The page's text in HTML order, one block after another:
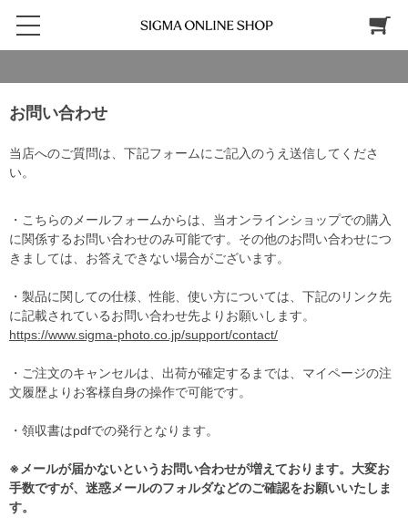
お問い合わせ
当店へのご質問は、下記フォームにご記入のうえ送信してくださ
い。
・こちらのメールフォームからは、当オンラインショップでの購入
に関係するお問い合わせのみ可能です。その他のお問い合わせにつ
きましては、お答えできない場合がございます。
・製品に関しての仕様、性能、使い方については、下記のリンク先
に記載されているお問い合わせ先よりお願いします。
https://www.sigma-photo.co.jp/support/contact/
・ご注文のキャンセルは、出荷が確定するまでは、マイページの注
文履歴よりお客様自身の操作で可能です。
・領収書はpdfでの発行となります。
※メールが届かないというお問い合わせが増えております。大変お
手数ですが、迷惑メールのフォルダなどのご確認をお願いいたしま
す。